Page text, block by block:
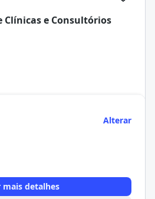
Clínicas e Consultórios
Alterar
mais detalhes